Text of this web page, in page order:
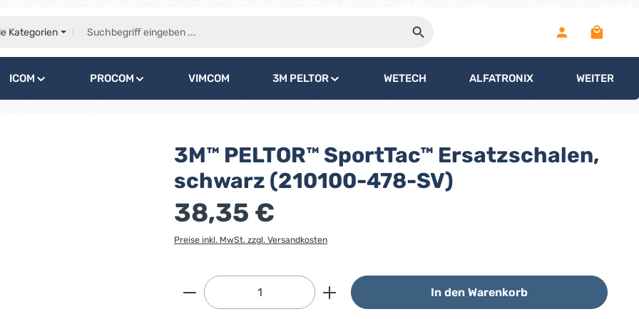
Kategorien
ICOM PROCOM VIMCOM 3M PELTOR WETECH ALFATRONIX WEITERE
3M™ PELTOR™ SportTac™ Ersatzschalen,
schwarz (210100-478-SV)
38,35 €
Preise inkl. MwSt. zzgl. Versandkosten
Produkt Anzahl: Gib den gewünschten Wert ein oder
In den Warenkorb